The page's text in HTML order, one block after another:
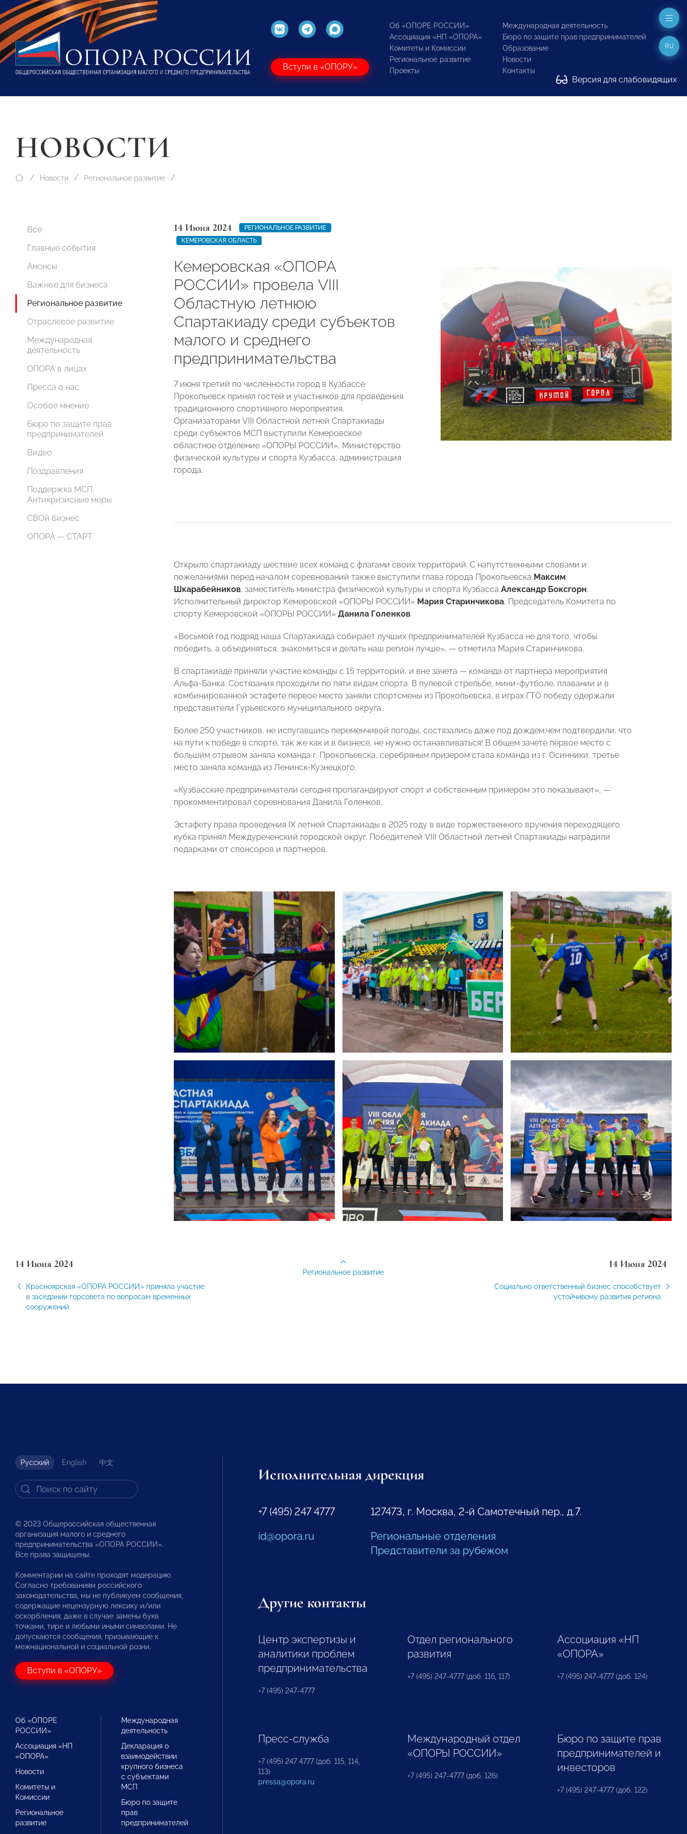
Вступи в «ОПОРУ»
Об «ОПОРЕ РОССИИ»
Ассоциация «НП «ОПОРА»
Комитеты и Комиссии
Региональное развитие
Проекты
Международная деятельность
Бюро по защите прав предпринимателей
Образование
Новости
Контакты
Версия для слабовидящих
RU
НОВОСТИ
Новости Региональное развитие
Все
Главные события
Анонсы
Важное для бизнеса
Региональное развитие
Отраслевое развитие
Международная
деятельность
ОПОРА в лицах
Пресса о нас
Особое мнение
Бюро по защите прав
предпринимателей
Видео
Поздравления
Поддержка МСП.
Антикризисные меры
СВОй бизнес
ОПОРА — СТАРТ
14 Июня 2024
РЕГИОНАЛЬНОЕ РАЗВИТИЕ
КЕМЕРОВСКАЯ ОБЛАСТЬ
Кемеровская «ОПОРА
РОССИИ» провела VIII
Областную летнюю
Спартакиаду среди субъектов
малого и среднего
предпринимательства
7 июня третий по численности город в Кузбассе
Прокопьевск принял гостей и участников для проведения
традиционного спортивного мероприятия.
Организаторами VIII Областной летней Спартакиады
среди субъектов МСП выступили Кемеровское
областное отделение «ОПОРЫ РОССИИ», Министерство
физической культуры и спорта Кузбасса, администрация
города.
Открыло спартакиаду шествие всех команд с флагами своих территорий. С напутственными словами и
пожеланиями перед началом соревнований также выступили глава города Прокопьевска Максим
Шкарабейников, заместитель министра физической культуры и спорта Кузбасса Александр Боксгорн,
Исполнительный директор Кемеровской «ОПОРЫ РОССИИ» Мария Старинчикова, Председатель Комитета по
спорту Кемеровской «ОПОРЫ РОССИИ» Данила Голенков.
«Восьмой год подряд наша Спартакиада собирает лучших предпринимателей Кузбасса не для того, чтобы
победить, а объединяться, знакомиться и делать наш регион лучше», — отметила Мария Старинчикова.
В спартакиаде приняли участие команды с 15 территорий, и вне зачета — команда от партнера мероприятия
Альфа-Банка. Состязания проходили по пяти видам спорта. В пулевой стрельбе, мини-футболе, плавании и в
комбинированной эстафете первое место заняли спортсмены из Прокопьевска, в играх ГТО победу одержали
представители Гурьевского муниципального округа.
Более 250 участников, не испугавшись переменчивой погоды, состязались даже под дождем,чем подтвердили, что
на пути к победе в спорте, так же как и в бизнесе, не нужно останавливаться! В общем зачете первое место с
большим отрывом заняла команда г. Прокопьевска, серебряным призером стала команда из г. Осинники, третье
место заняла команда из Ленинск-Кузнецкого.
«Кузбасские предприниматели сегодня пропагандируют спорт и собственным примером это показывают», —
прокомментировал соревнования Данила Голенков.
Эстафету права проведения IХ летней Спартакиады в 2025 году в виде торжественного вручения переходящего
кубка принял Междуреченский городской округ. Победителей VIII Областной летней Спартакиады наградили
подарками от спонсоров и партнеров.
14 Июня 2024
Красноярская «ОПОРА РОССИИ» приняла участие
в заседании горсовета по вопросам временных
сооружений
14 Июня 2024
Социально ответственный бизнес способствует
устойчивому развития региона
Региональное развитие
Русский English 中文
© 2023 Общероссийская общественная
организация малого и среднего
предпринимательства «ОПОРА РОССИИ».
Все права защищены.
Комментарии на сайте проходят модерацию.
Согласно требованиям российского
законодательства, мы не публикуем сообщения,
содержащие нецензурную лексику и/или
оскорбления, даже в случае замены букв
точками, тире и любыми иными символами. Не
допускаются сообщения, призывающие к
межнациональной и социальной розни.
Вступи в «ОПОРУ»
Об «ОПОРЕ
РОССИИ»
Ассоциация «НП
«ОПОРА»
Новости
Комитеты и
Комиссии
Региональное
развитие
Международная
деятельность
Декларация о
взаимодействии
крупного бизнеса
с субъектами
МСП
Бюро по защите
прав
предпринимателей
Исполнительная дирекция
+7 (495) 247 4777
id@opora.ru
127473, г. Москва, 2-й Самотечный пер., д.7.
Региональные отделения
Представители за рубежом
Другие контакты
Центр экспертизы и
аналитики проблем
предпринимательства
+7 (495) 247-4777
Отдел регионального
развития
+7 (495) 247-4777 (доб. 116, 117)
Ассоциация «НП
«ОПОРА»
+7 (495) 247-4777 (доб. 124)
Пресс-служба
+7 (495) 247 4777 (доб. 115, 114,
113)
pressa@opora.ru
Международный отдел
«ОПОРЫ РОССИИ»
+7 (495) 247-4777 (доб. 126)
Бюро по защите прав
предпринимателей и
инвесторов
+7 (495) 247-4777 (доб. 122)